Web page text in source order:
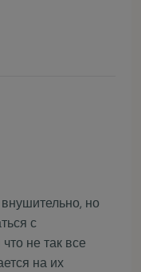
но
с
не так все
на их